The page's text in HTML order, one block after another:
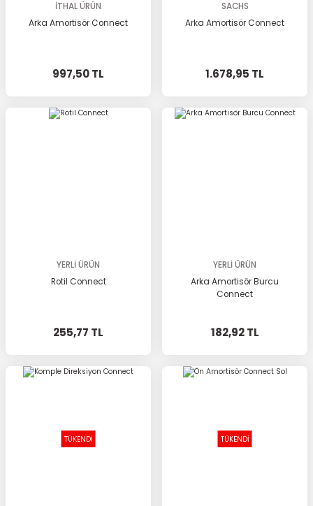
İTHAL ÜRÜN
Arka Amortisör Connect
997,50 TL
SACHS
Arka Amortisör Connect
1.678,95 TL
YERLİ ÜRÜN
Rotil Connect
255,77 TL
YERLİ ÜRÜN
Arka Amortisör Burcu
Connect
182,92 TL
TÜKENDİ TÜKENDİ